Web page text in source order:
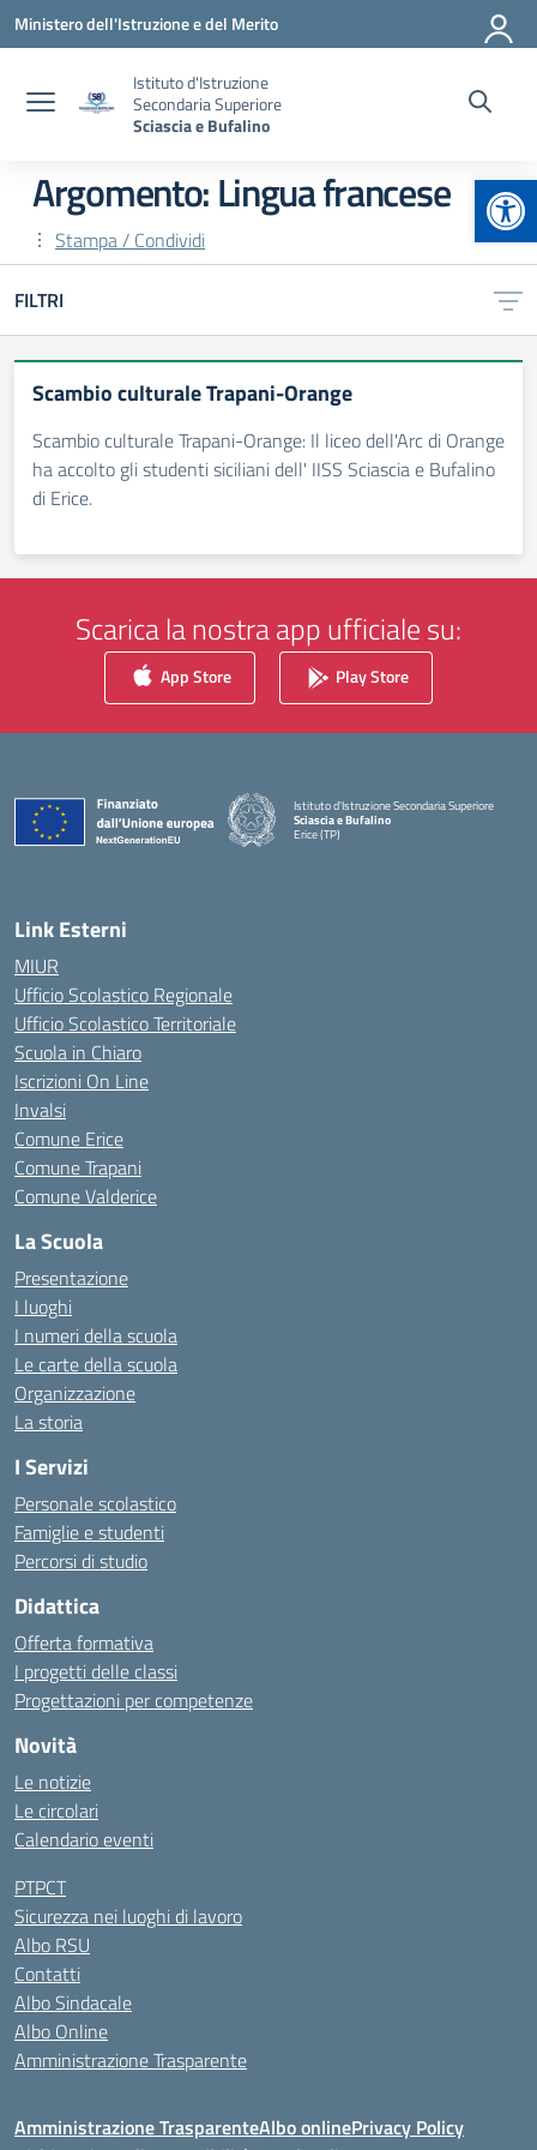
Vai ai contenuti
Vai al menu di navigazione
Vai al footer
Ministero dell'Istruzione e del Merito
Istituto d'Istruzione
Secondaria Superiore
Sciascia e Bufalino
Argomento: Lingua francese
Stampa / Condividi
FILTRI
Scambio culturale Trapani-Orange
Scambio culturale Trapani-Orange: Il liceo dell'Arc di Orange
ha accolto gli studenti siciliani dell' IISS Sciascia e Bufalino
di Erice.
Scarica la nostra app ufficiale su:
App Store Play Store
Istituto d'Istruzione Secondaria Superiore
Sciascia e Bufalino
Erice (TP)
Link Esterni
MIUR
Ufficio Scolastico Regionale
Ufficio Scolastico Territoriale
Scuola in Chiaro
Iscrizioni On Line
Invalsi
Comune Erice
Comune Trapani
Comune Valderice
La Scuola
Presentazione
I luoghi
I numeri della scuola
Le carte della scuola
Organizzazione
La storia
I Servizi
Personale scolastico
Famiglie e studenti
Percorsi di studio
Didattica
Offerta formativa
I progetti delle classi
Progettazioni per competenze
Novità
Le notizie
Le circolari
Calendario eventi
PTPCT
Sicurezza nei luoghi di lavoro
Albo RSU
Contatti
Albo Sindacale
Albo Online
Amministrazione Trasparente
Amministrazione TrasparenteAlbo onlinePrivacy Policy